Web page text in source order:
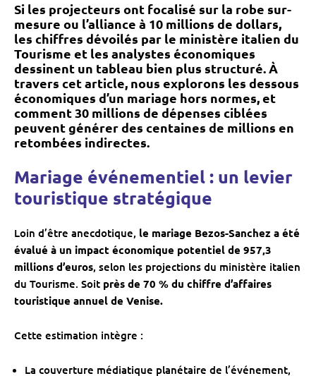
Si les projecteurs ont focalisé sur la robe sur-
mesure ou l’alliance à 10 millions de dollars,
les chiffres dévoilés par le ministère italien du
Tourisme et les analystes économiques
dessinent un tableau bien plus structuré.À
travers cet article, nous explorons les dessous
économiques d’un mariage hors normes, et
comment 30 millions de dépenses ciblées
peuvent générer des centaines de millions en
retombées indirectes.
Mariage événementiel : un levier
touristique stratégique
Loin d’être anecdotique, le mariage Bezos-Sanchez a été
évalué à un impact économique potentiel de 957,3
millions d’euros, selon les projections du ministère italien
du Tourisme. Soit près de 70 % du chiffre d’affaires
touristique annuel de Venise.
Cette estimation intègre :
La couverture médiatique planétaire de l’événement,